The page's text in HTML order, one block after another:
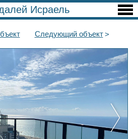
Исраель
Следующийобъект